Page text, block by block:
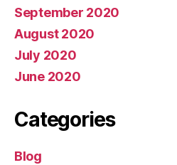
September 2020
August 2020
July 2020
June 2020
Categories
Blog